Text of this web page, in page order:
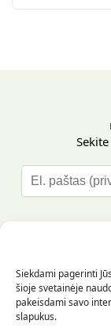
Siekdami pagerinti
šioje svetainėje
pakeisdami savo
slapukus.
l
l
e
a
INFORMACIJA